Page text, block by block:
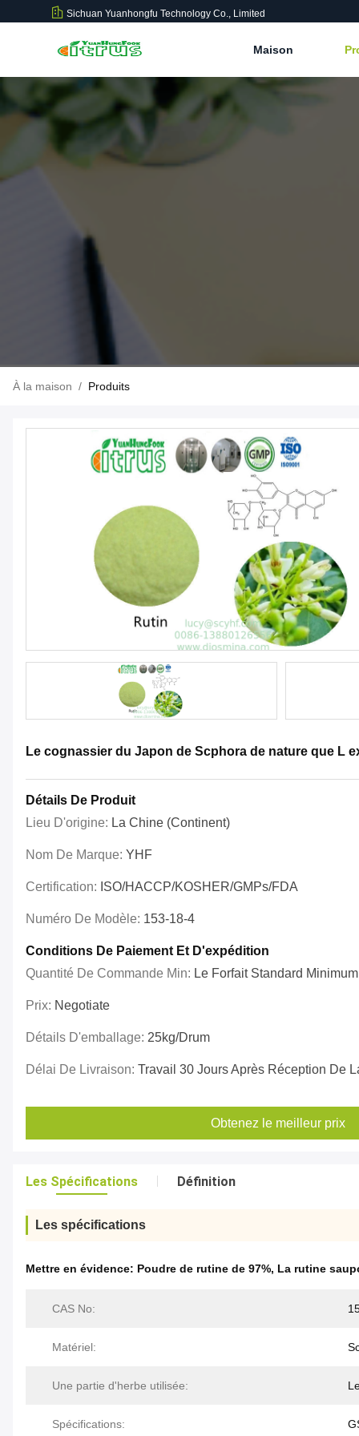
Sichuan Yuanhongfu Technology Co., Limited
Maison
À la maison / Produits
Le cognassier du Japon de Scphora de nature que L
Détails De Produit
Lieu D'origine: La Chine (continent)
Nom De Marque: YHF
Certification: ISO/HACCP/KOSHER/GMPs/FDA
Numéro De Modèle: 153-18-4
Conditions De Paiement Et D'expédition
Quantité De Commande Min: Le Forfait Standard
Prix: Negotiate
Détails D'emballage: 25kg/drum
Délai De Livraison: Travail 30 Jours Après Réception De
Obtenez le meilleur prix
Les Spécifications Définition
Les spécifications
Mettre en évidence: Poudre de rutine de 97%, La rutine
CAS No:
Matériel:
Une partie d'herbe utilisée:
Spécifications: